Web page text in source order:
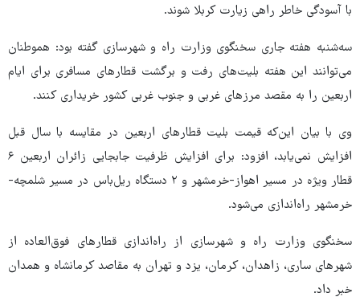
با آسودگی خاطر راهی زیارت کربلا شوند.
سه‌شنبه هفته جاری سخنگوی وزارت راه و شهرسازی گفته بود: هموطنان
می‌توانند این هفته بلیت‌های رفت و برگشت قطارهای مسافری برای ایام
اربعین را به مقصد مرزهای غربی و جنوب غربی کشور خریداری کنند.
وی با بیان این‌که قیمت بلیت قطارهای اربعین در مقایسه با سال قبل
افزایش نمی‌یابد، افزود: برای افزایش ظرفیت جابجایی زائران اربعین ۶
قطار ویژه در مسیر اهواز-خرمشهر و ۲ دستگاه ریل‌باس در مسیر شلمچه-
خرمشهر راه‌اندازی می‌شود.
سخنگوی وزارت راه و شهرسازی از راه‌اندازی قطارهای فوق‌العاده از
شهرهای ساری، زاهدان، کرمان،‌ یزد و تهران به مقاصد کرمانشاه و همدان
خبر داد.